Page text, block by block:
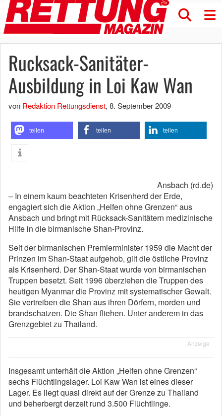
Rucksack-Sanitäter-
Ausbildung in Loi Kaw Wan
von Redaktion Rettungsdienst, 8. September 2009
teilen teilen teilen
Ansbach (rd.de)
– In einem kaum beachteten Krisenherd der Erde,
engagiert sich die Aktion „Helfen ohne Grenzen“ aus
Ansbach und bringt mit Rücksack-Sanitätern medizinische
Hilfe in die birmanische Shan-Provinz.
Seit der birmanischen Premierminister 1959 die Macht der
Prinzen im Shan-Staat aufgehob, gilt die östliche Provinz
als Krisenherd. Der Shan-Staat wurde von birmanischen
Truppen besetzt. Seit 1996 überziehen die Truppen des
heutigen Myanmar die Provinz mit systematischer Gewalt.
Sie vertreiben die Shan aus ihren Dörfern, morden und
brandschatzen. Die Shan fliehen. Unter anderem in das
Grenzgebiet zu Thailand.
Anzeige
Insgesamt unterhält die Aktion „Helfen ohne Grenzen“
sechs Flüchtlingslager. Loi Kaw Wan ist eines dieser
Lager. Es liegt quasi direkt auf der Grenze zu Thailand
und beherbergt derzeit rund 3.500 Flüchtlinge.